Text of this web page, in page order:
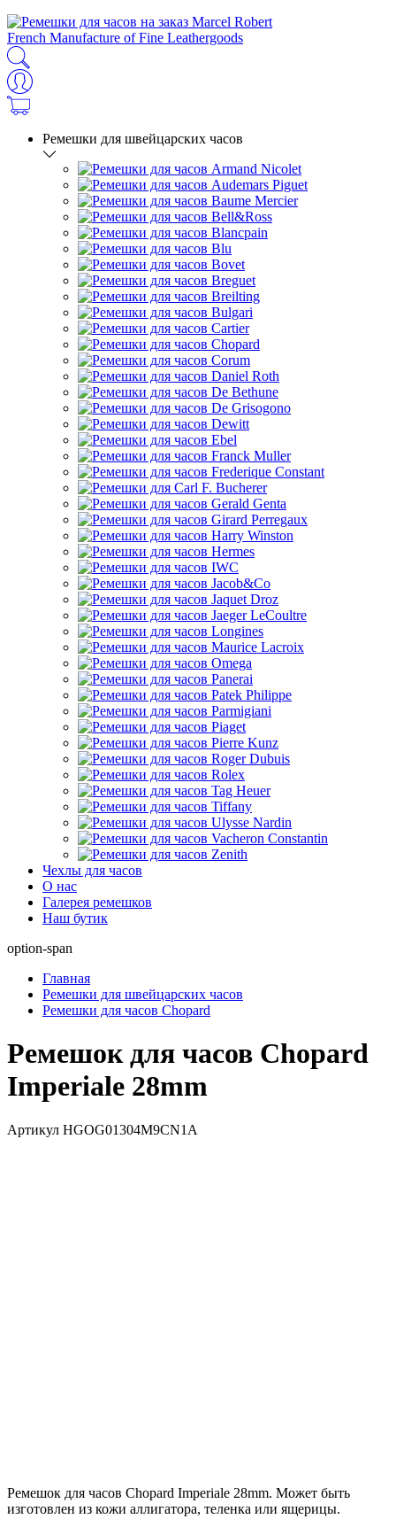
French Manufacture of Fine Leathergoods
Ремешки для швейцарских часов
Чехлы для часов
О нас
Галерея ремешков
Наш бутик
option-span
Главная
Ремешки для швейцарских часов
Ремешки для часов Chopard
Ремешок для часов Chopard
Imperiale 28mm
Артикул HGOG01304M9CN1A
Ремешок для часов Chopard Imperiale 28mm. Может быть
изготовлен из кожи аллигатора, теленка или ящерицы.